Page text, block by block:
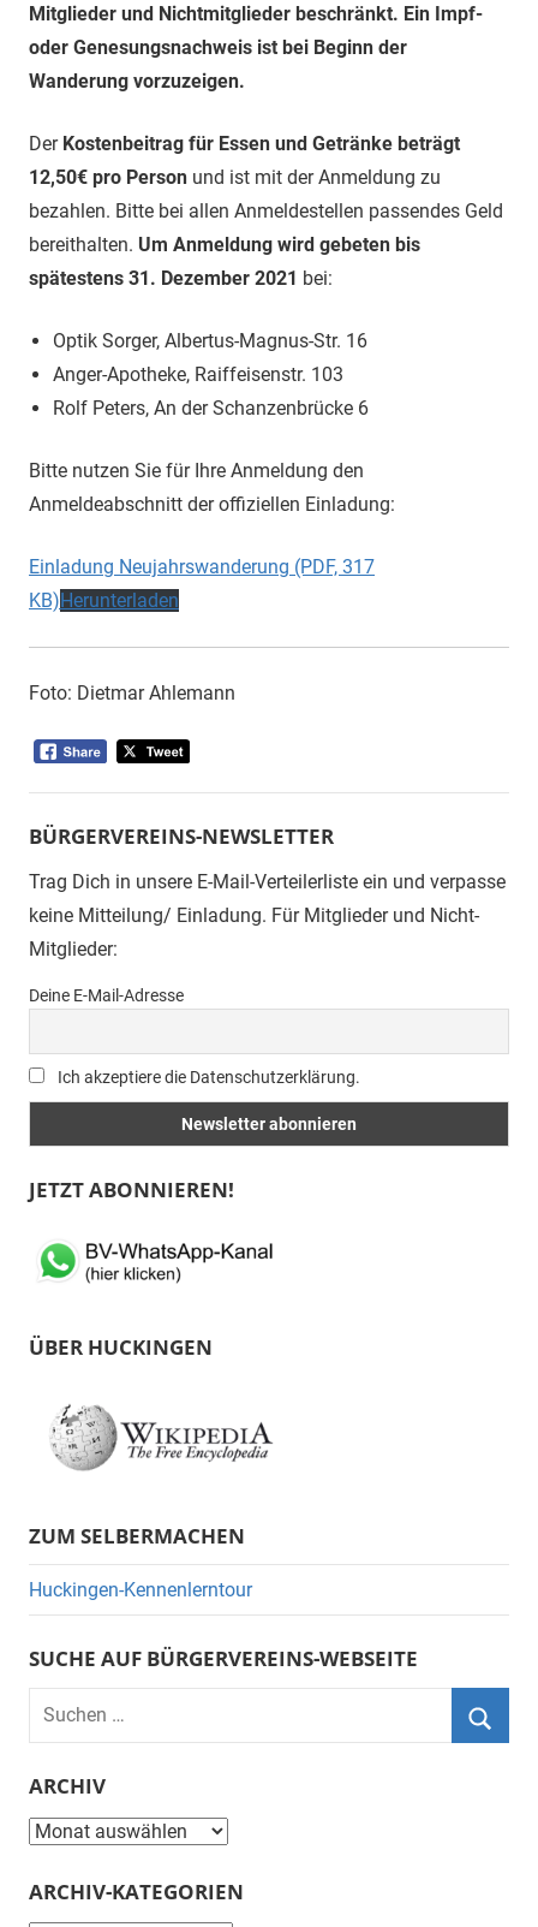
Mitglieder und Nichtmitglieder beschränkt. Ein Impf-
oder Gene­sungs­nach­weis ist bei Beginn der
Wanderung vorzuzeigen.
DerKostenbeitrag für Essen und Getränke beträgt
12,50€ pro Person und ist mit der Anmeldung zu
bezahlen. Bitte bei allen Anmeldestellen passendes Geld
bereit­halten. Um Anmeldung wird gebeten bis
spätestens 31. Dezember 2021 bei:
Optik Sorger, Albertus-Magnus-Str. 16
Anger-Apotheke, Raiffeisenstr. 103
Rolf Peters, An der Schanzenbrücke 6
Bitte nutzen Sie für Ihre Anmeldung den
Anmeldeabschnitt der offiziellen Einladung:
Einladung Neujahrswanderung (PDF, 317
KB)Herunterladen
Foto: Dietmar Ahlemann
BÜRGERVEREINS-NEWSLETTER
Trag Dich in unsere E-Mail-Verteilerliste ein und verpasse
keine Mitteilung/ Einladung. Für Mitglieder und Nicht-
Mitglieder:
Deine E-Mail-Adresse
Ich akzeptiere die Datenschutzerklärung.
JETZT ABONNIEREN!
ÜBER HUCKINGEN
ZUM SELBERMACHEN
Huckingen-Kennenlerntour
SUCHE AUF BÜRGERVEREINS-WEBSEITE
Suchen
nach:
ARCHIV
Archiv
ARCHIV-KATEGORIEN